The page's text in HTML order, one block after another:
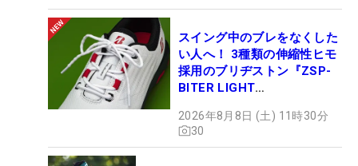
スイング中のブレをなくした
い人へ！ 3種類の伸縮性ヒモ
採用のブリヂストン『ZSP-
BITER LIGHT
ュー
2026年8月8日 (土) 11時30分
30